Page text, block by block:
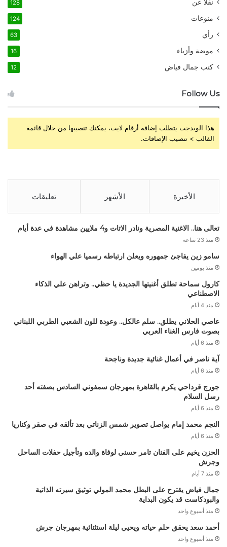
نقلاً عن 128
منوعات 124
رأي 63
موضة وأزياء 16
كتب جمال فياض 12
Follow Us
هذا الويدجت يتطلب إضافة أرقام لايت، يمكنك تنصيبها من خلال قائمة
القالب > تنصيب الإضافات.
الأخيرة الأشهر تعليقات
تعالى هنا.. الاغنية المصرية ونادر الاتات و4 ملايين مشاهدة في عدة أيام
منذ 23 ساعة
سامو زين يفاجئ جمهوره ويعلن ارتباطه رسميا علي الهواء
منذ يومين
كارول سماحة تطلق أغنيتها الجديدة يا حظي.. وتراهن علي الذكاء
الاصطناعي
منذ 4 أيام
عاصي الحلاني يطلق.. سلم عالكل.. وعودة للون الشعبي الطربي اللبناني
بصوت فارس الغناء العربي
منذ 6 أيام
آية ناصر في أعمال غنائية جديدة وناجحة
منذ 6 أيام
جورج قرداحي يكرم بالقاهرة بمهرجان سمفوني السادس بصفته أحد
رسل السلام
منذ 6 أيام
النجم محمد إمام يواصل تصوير شمس الزناتي بعد تألقه في صقر وكناريا
منذ 6 أيام
الحزن يخيم على الفنان تامر حسني لوفاة والده وتأجيل حفلات الساحل
وجرش
منذ 7 أيام
جمال فياض يقترح على البطل محمد المولي توثيق سيرته الذاتية
والبودكاست قد يكون البداية
منذ أسبوع واحد
أحمد سعد يحقق حلم حياته ويحيي ليلة استثنائية بمهرجان جرش
منذ أسبوع واحد